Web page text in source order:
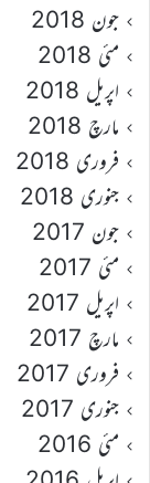
جون 2018
مئی 2018
اپریل 2018
مارچ 2018
فروری 2018
جنوری 2018
جون 2017
مئی 2017
اپریل 2017
مارچ 2017
فروری 2017
جنوری 2017
مئی 2016